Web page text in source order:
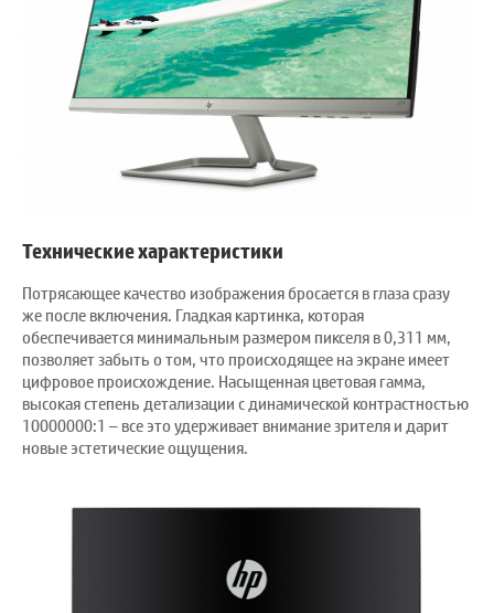
Технические характеристики
Потрясающее качество изображения бросается в глаза сразу
же после включения. Гладкая картинка, которая
обеспечивается минимальным размером пикселя в 0,311 мм,
позволяет забыть о том, что происходящее на экране имеет
цифровое происхождение. Насыщенная цветовая гамма,
высокая степень детализации с динамической контрастностью
10000000:1 – все это удерживает внимание зрителя и дарит
новые эстетические ощущения.